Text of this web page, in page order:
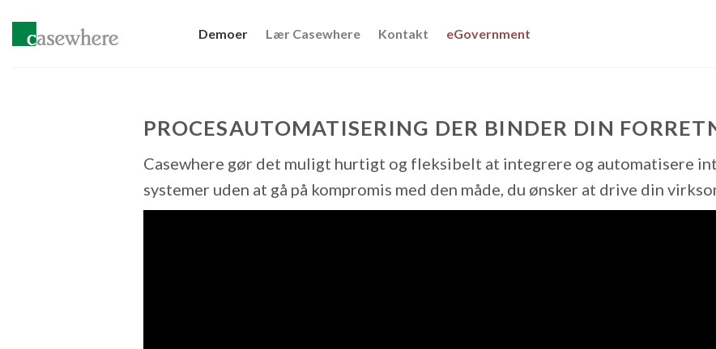
content
Demoer Lær Casewhere Kontakt eGovernment
PROCESAUTOMATISERING DER BINDER DIN
Casewhere gør det muligt hurtigt og fleksibelt at integrere og automatisere
systemer uden at gå på kompromis med den måde, du ønsker at drive din